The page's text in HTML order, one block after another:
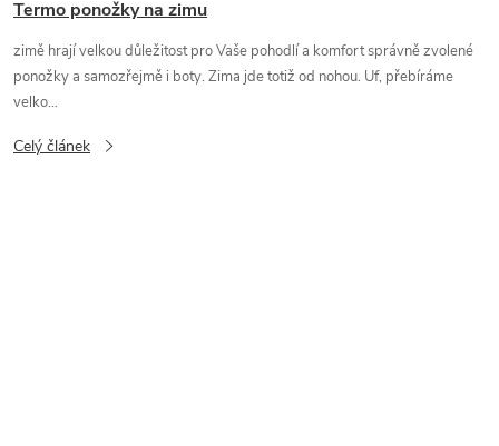
Termo ponožky na zimu
zimě hrají velkou důležitost pro Vaše pohodlí a komfort správně zvolené
ponožky a samozřejmě i boty. Zima jde totiž od nohou. Uf, přebíráme
velko...
Celý článek